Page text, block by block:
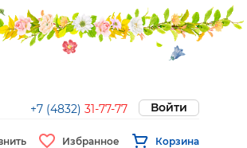
+7 (4832) 31-77-77 Войти
Избранное Корзина